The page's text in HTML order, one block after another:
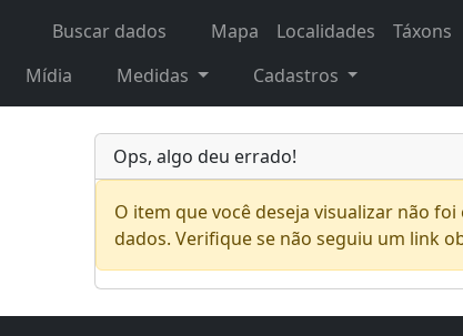
Buscar dados Mapa Localidades Táxons
Mídia
Medidas Cadastros
Ops, algo deu errado!
O item que você deseja visualizar não
dados. Verifique se não seguiu um link